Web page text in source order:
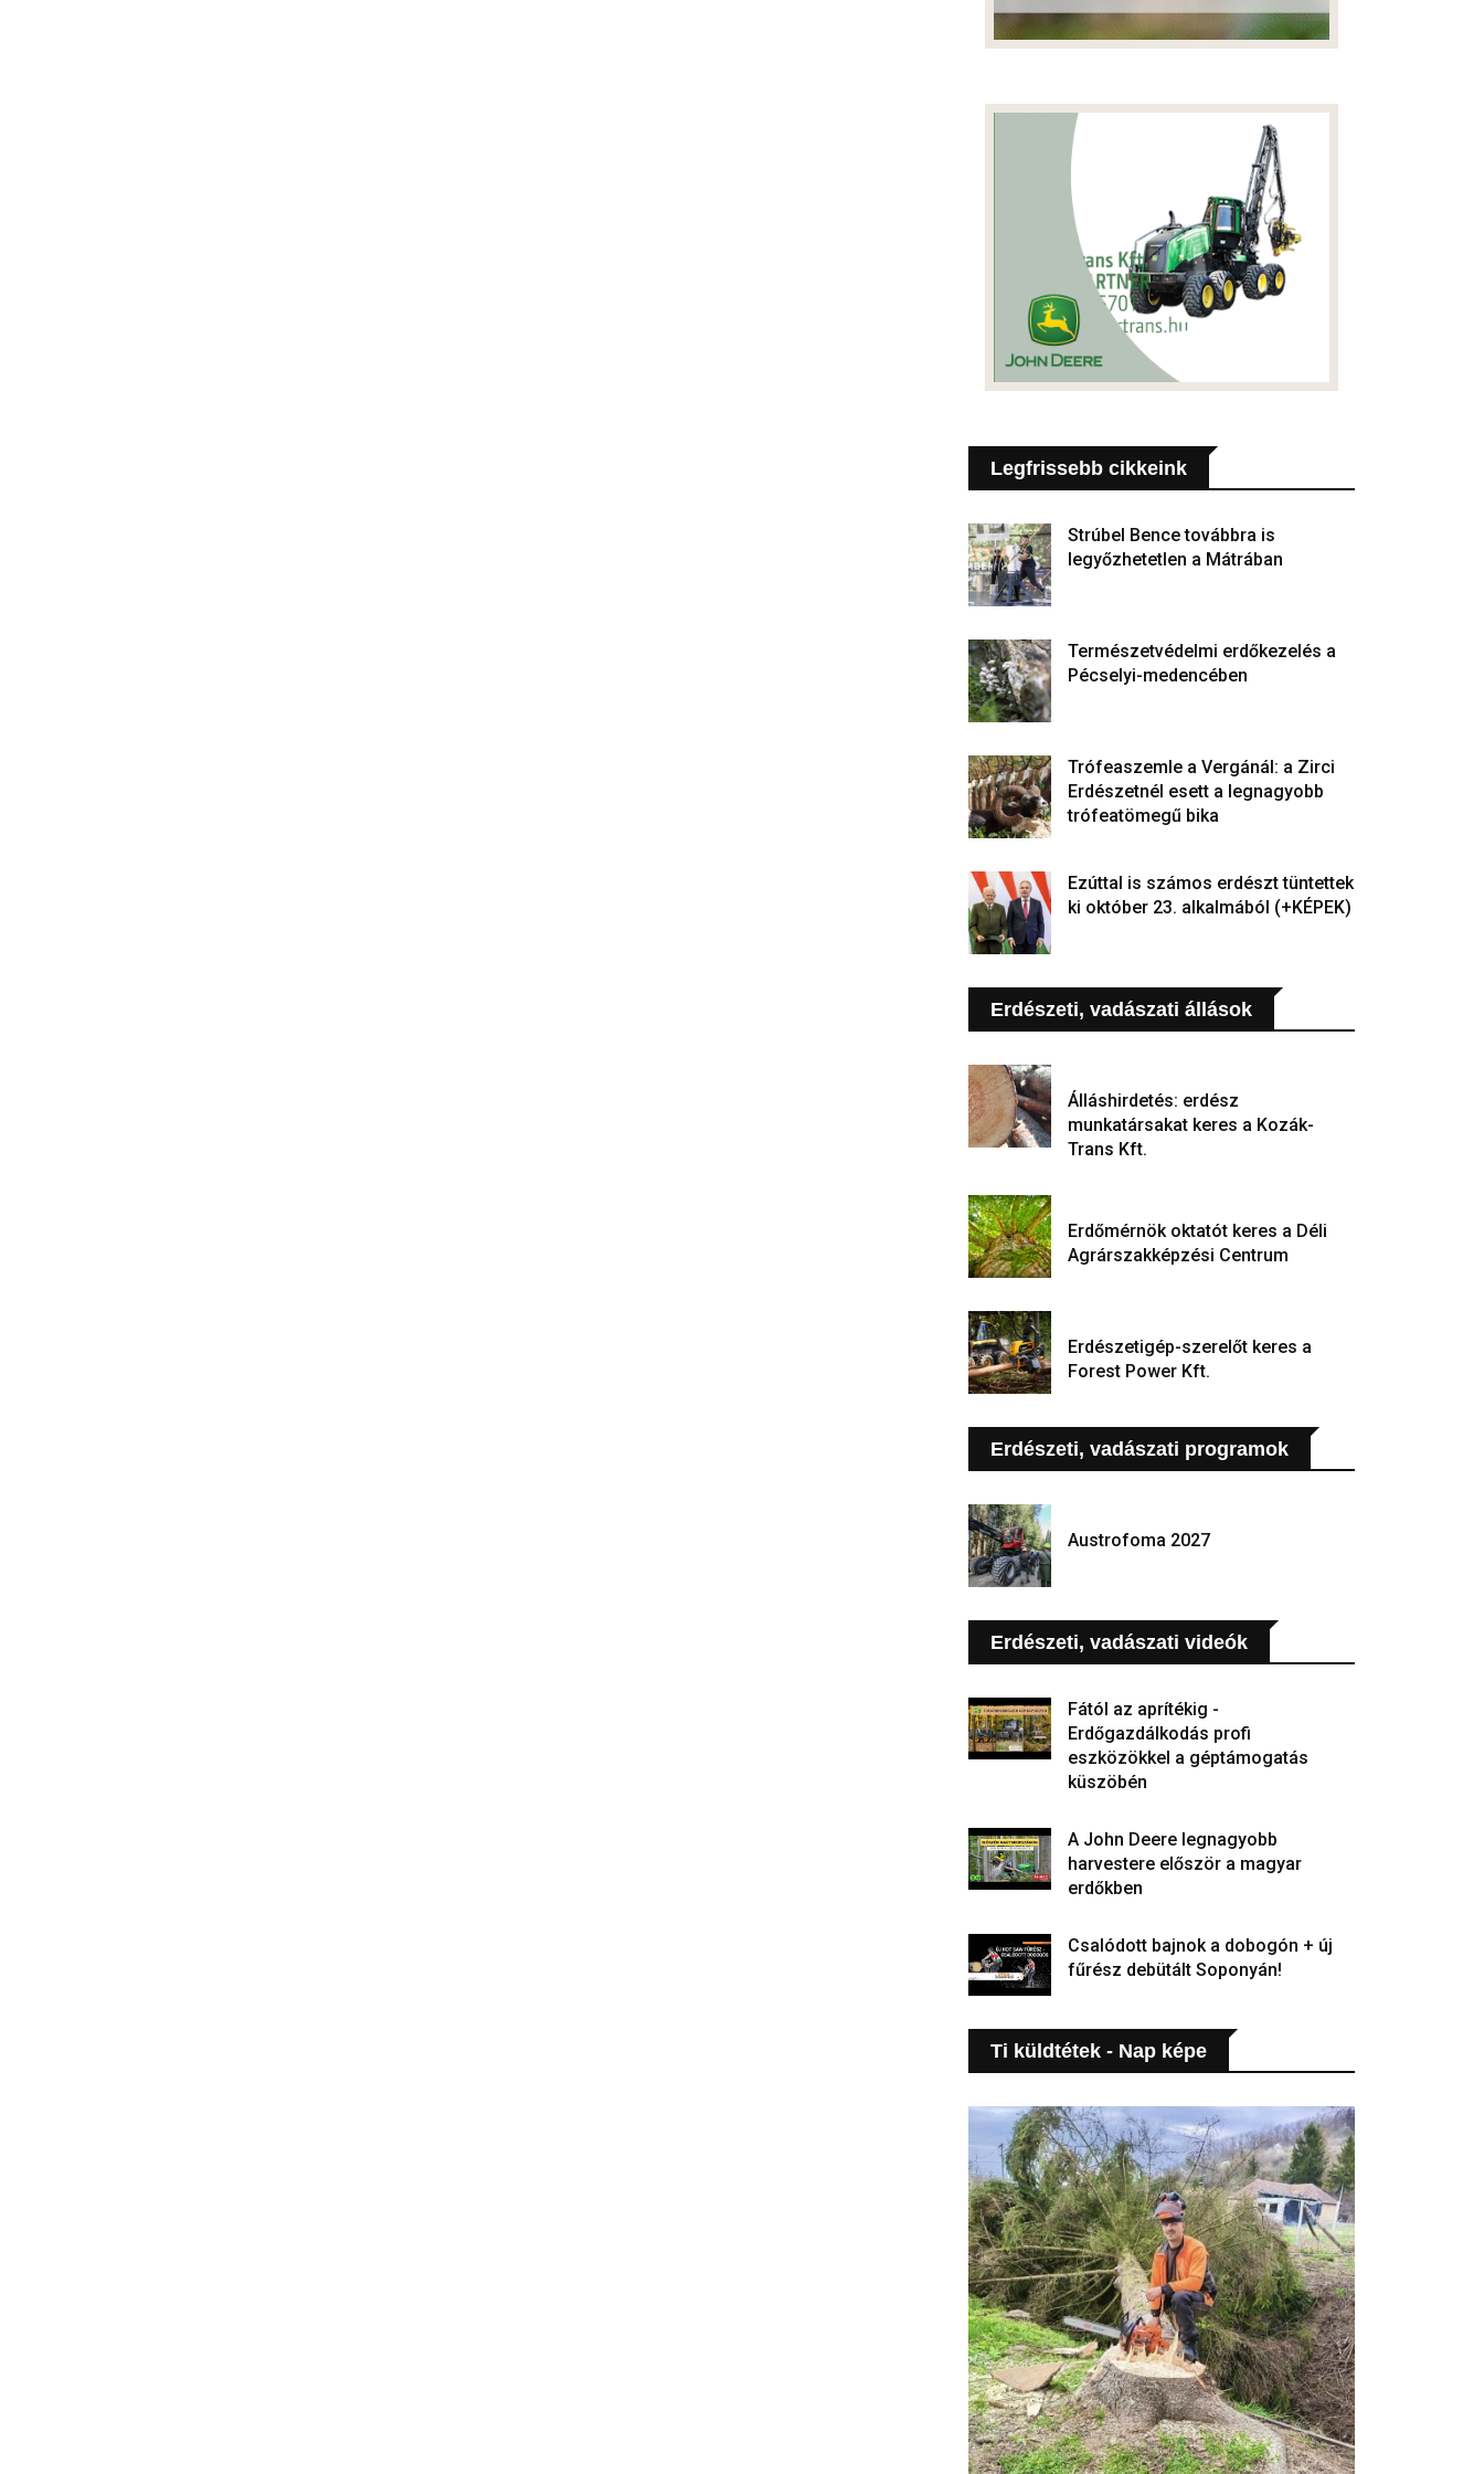
Legfrissebb cikkeink
Strúbel Bence továbbra is
legyőzhetetlen a Mátrában
Természetvédelmi erdőkezelés a
Pécselyi-medencében
Trófeaszemle a Vergánál: a Zirci
Erdészetnél esett a legnagyobb
trófeatömegű bika
Ezúttal is számos erdészt tüntettek
ki október 23. alkalmából (+KÉPEK)
Erdészeti, vadászati állások
Álláshirdetés: erdész
munkatársakat keres a Kozák-
Trans Kft.
Erdőmérnök oktatót keres a Déli
Agrárszakképzési Centrum
Erdészetigép-szerelőt keres a
Forest Power Kft.
Erdészeti, vadászati programok
Austrofoma 2027
Erdészeti, vadászati videók
Fától az aprítékig -
Erdőgazdálkodás profi
eszközökkel a géptámogatás
küszöbén
A John Deere legnagyobb
harvestere először a magyar
erdőkben
Csalódott bajnok a dobogón + új
fűrész debütált Soponyán!
Ti küldtétek - Nap képe